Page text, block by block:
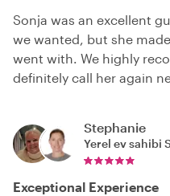
Sonja was an excellent
we wanted, but she
went with. We highly
definitely call her again
Stephanie
Yerel ev sahibi
Exceptional Experience